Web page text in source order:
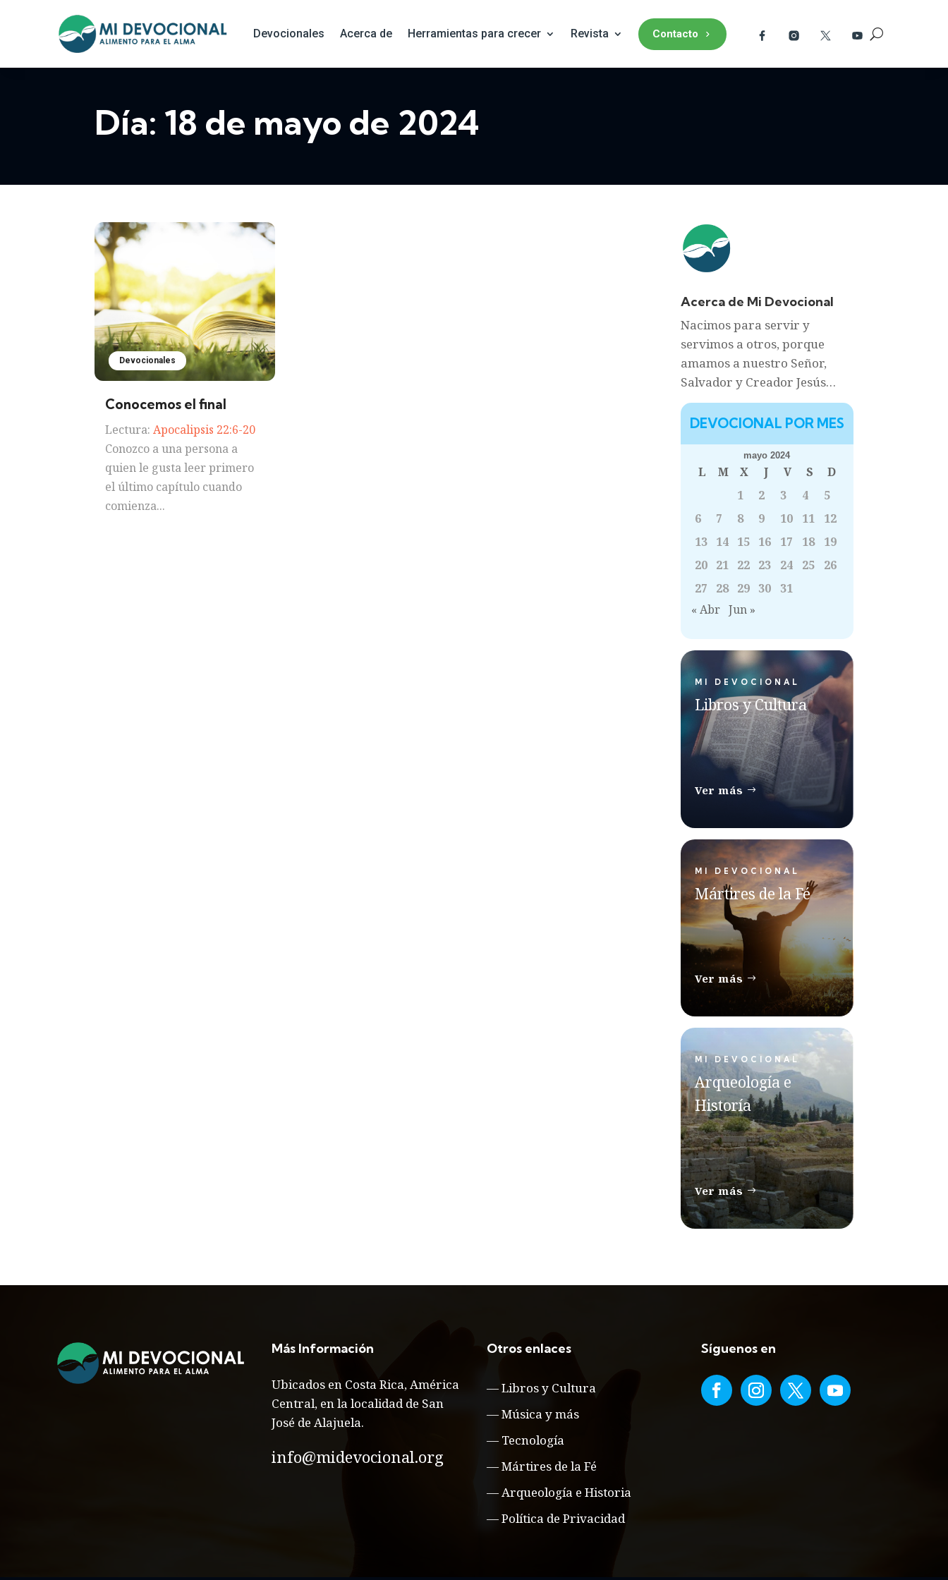
Devocionales Acerca de Herramientas para crecer Revista Contacto
Día: 18 de mayo de 2024
Devocionales
Conocemos el final
Lectura:Apocalipsis 22:6-20
Conozco a una persona a
quien le gusta leer primero
el último capítulo cuando
comienza...
Acerca de Mi Devocional
Nacimos para servir y
servimos a otros, porque
amamos a nuestro Señor,
Salvador y Creador Jesús…
DEVOCIONAL POR MES
mayo 2024
L M X J V S
D
1
2 3 4
5
6
7 8 9 10 11
12
13 14 15 16 17 18
19
20 21 22 23 24 25
26
27
28 29 30
31
« Abr Jun »
MI DEVOCIONAL
Libros y Cultura
Ver más
MI DEVOCIONAL
Mártires de la Fé
Ver más
MI DEVOCIONAL
Arqueología e
Historía
Ver más
Más Información
Ubicados en Costa Rica, América
Central, en la localidad de San
José de Alajuela.
info@midevocional.org
Otros enlaces
—Libros y Cultura
—Música y más
— Tecnología
—Mártires de la Fé
—Arqueología e Historia
—Política de Privacidad
Síguenos en